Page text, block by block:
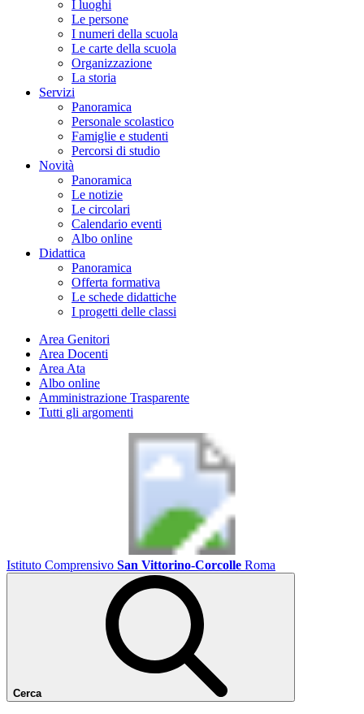
I luoghi
Le persone
I numeri della scuola
Le carte della scuola
Organizzazione
La storia
Servizi
Panoramica
Personale scolastico
Famiglie e studenti
Percorsi di studio
Novità
Panoramica
Le notizie
Le circolari
Calendario eventi
Albo online
Didattica
Panoramica
Offerta formativa
Le schede didattiche
I progetti delle classi
Area Genitori
Area Docenti
Area Ata
Albo online
Amministrazione Trasparente
Tutti gli argomenti
Istituto Comprensivo San Vittorino-Corcolle Roma
Cerca